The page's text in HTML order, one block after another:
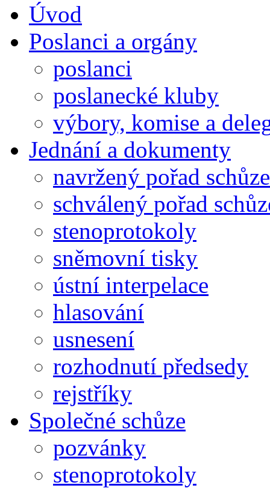
Úvod
Poslanci a orgány
poslanci
poslanecké kluby
výbory, komise a
Jednání a dokumenty
navržený pořad schůze
schválený pořad
stenoprotokoly
sněmovní tisky
ústní interpelace
hlasování
usnesení
rozhodnutí předsedy
rejstříky
Společné schůze
pozvánky
stenoprotokoly